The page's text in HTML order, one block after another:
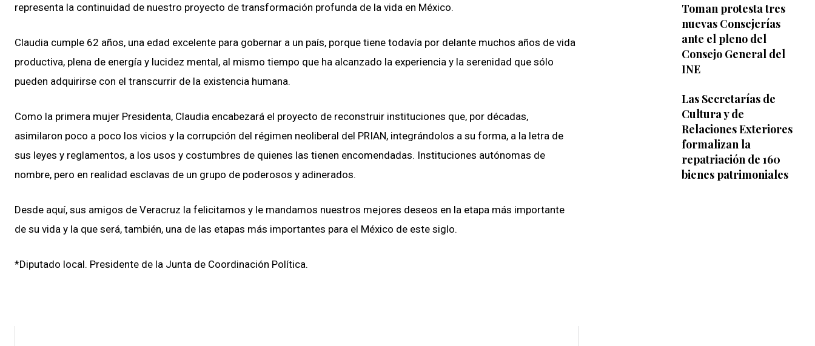
representa la continuidad de nuestro proyecto de transformación profunda de la vida en México.
Claudia cumple 62 años, una edad excelente para gobernar a un país, porque tiene todavía por delante muchos años de vida
productiva, plena de energía y lucidez mental, al mismo tiempo que ha alcanzado la experiencia y la serenidad que sólo
pueden adquirirse con el transcurrir de la existencia humana.
Como la primera mujer Presidenta, Claudia encabezará el proyecto de reconstruir instituciones que, por décadas,
asimilaron poco a poco los vicios y la corrupción del régimen neoliberal del PRIAN, integrándolos a su forma, a la letra de
sus leyes y reglamentos, a los usos y costumbres de quienes las tienen encomendadas. Instituciones autónomas de
nombre, pero en realidad esclavas de un grupo de poderosos y adinerados.
Desde aquí, sus amigos de Veracruz la felicitamos y le mandamos nuestros mejores deseos en la etapa más importante
de su vida y la que será, también, una de las etapas más importantes para el México de este siglo.
*Diputado local. Presidente de la Junta de Coordinación Política.
Toman protesta tres
nuevas Consejerías
ante el pleno del
Consejo General del
INE
Las Secretarías de
Cultura y de
Relaciones Exteriores
formalizan la
repatriación de 160
bienes patrimoniales